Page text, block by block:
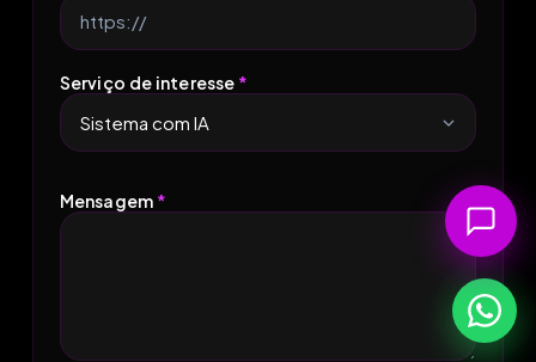
Serviço de interesse *
Mensagem *